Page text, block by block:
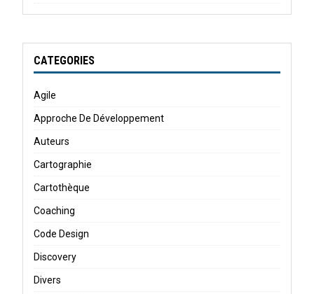
CATEGORIES
Agile
Approche De Développement
Auteurs
Cartographie
Cartothèque
Coaching
Code Design
Discovery
Divers